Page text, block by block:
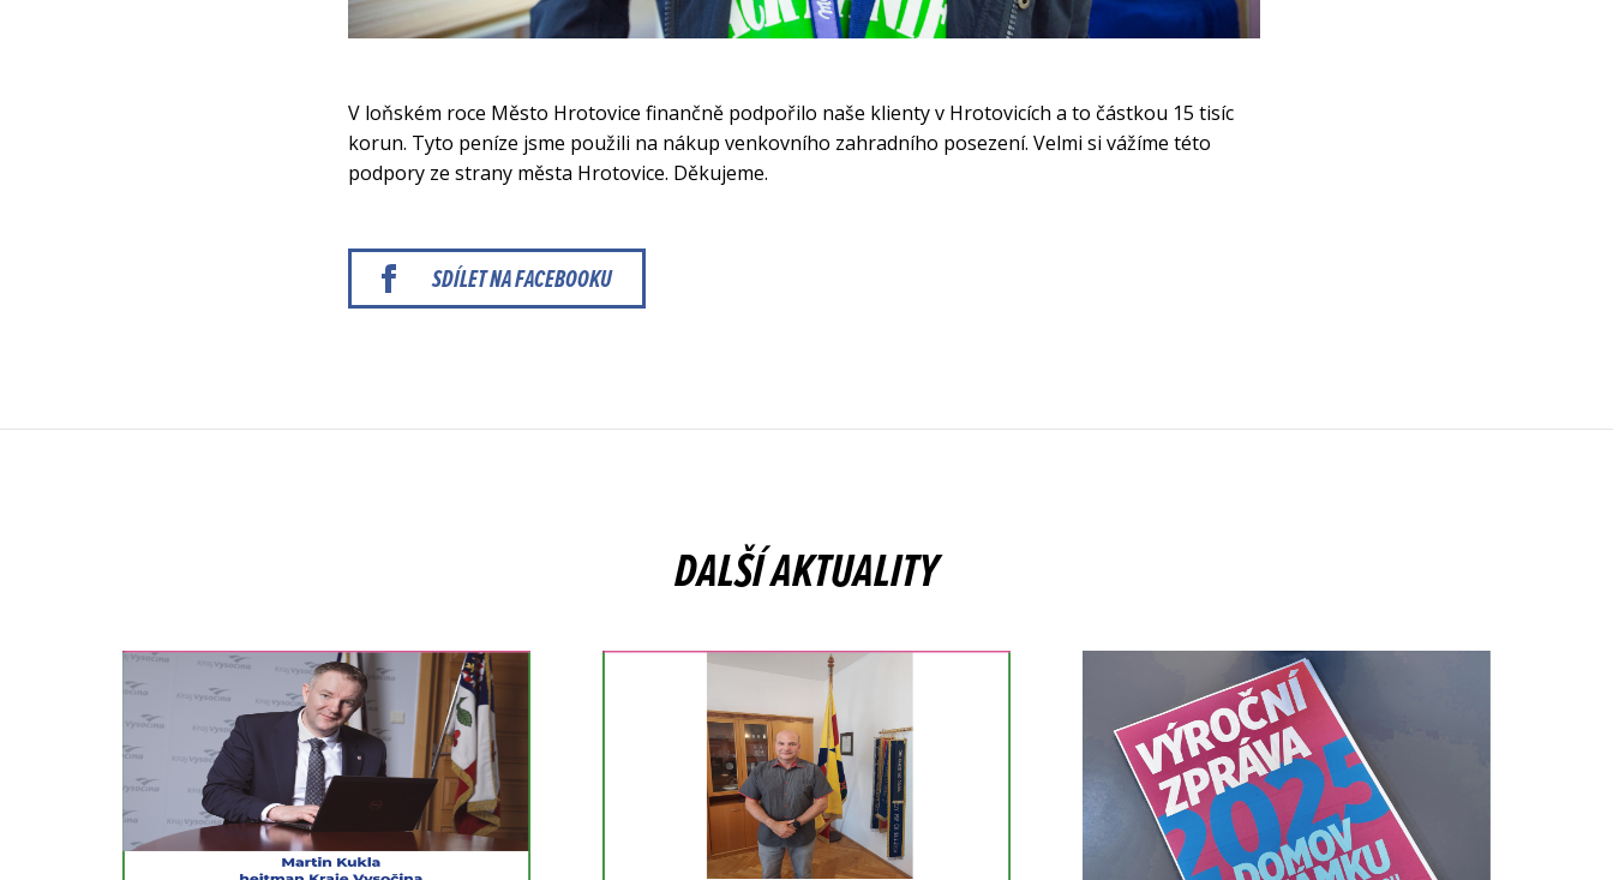
V loňském roce Město Hrotovice finančně podpořilo naše klienty v Hrotovicích a to částkou 15 tisíc
korun. Tyto peníze jsme použili na nákup venkovního zahradního posezení. Velmi si vážíme této
podpory ze strany města Hrotovice. Děkujeme.
SDÍLET NA FACEBOOKU
DALŠÍ AKTUALITY